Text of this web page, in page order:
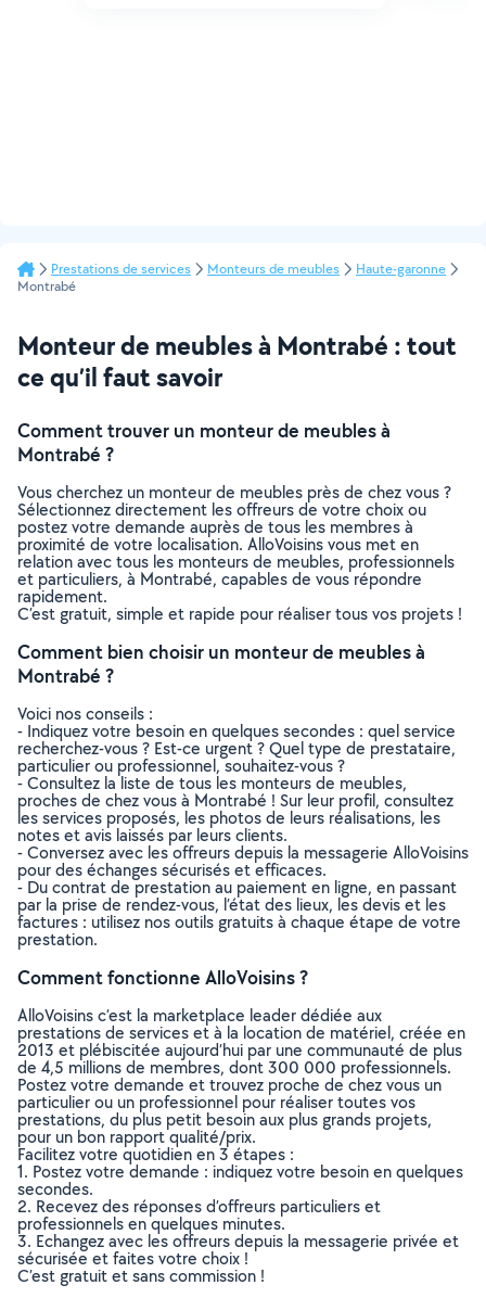
Prestations de services Monteurs de meubles
Haute-garonne
Montrabé
Monteur de meubles à Montrabé : tout
ce qu’il faut savoir
Comment trouver un monteur de meubles à
Montrabé ?
Vous cherchez un monteur de meubles près de chez vous ?
Sélectionnez directement les offreurs de votre choix ou
postez votre demande auprès de tous les membres à
proximité de votre localisation. AlloVoisins vous met en
relation avec tous les monteurs de meubles, professionnels
et particuliers, à Montrabé, capables de vous répondre
rapidement.
C’est gratuit, simple et rapide pour réaliser tous vos projets !
Comment bien choisir un monteur de meubles à
Montrabé ?
Voici nos conseils :
- Indiquez votre besoin en quelques secondes : quel service
recherchez-vous ? Est-ce urgent ? Quel type de prestataire,
particulier ou professionnel, souhaitez-vous ?
- Consultez la liste de tous les monteurs de meubles,
proches de chez vous à Montrabé ! Sur leur profil, consultez
les services proposés, les photos de leurs réalisations, les
notes et avis laissés par leurs clients.
- Conversez avec les offreurs depuis la messagerie AlloVoisins
pour des échanges sécurisés et efficaces.
- Du contrat de prestation au paiement en ligne, en passant
par la prise de rendez-vous, l’état des lieux, les devis et les
factures : utilisez nos outils gratuits à chaque étape de votre
prestation.
Comment fonctionne AlloVoisins ?
AlloVoisins c’est la marketplace leader dédiée aux
prestations de services et à la location de matériel, créée en
2013 et plébiscitée aujourd’hui par une communauté de plus
de 4,5 millions de membres, dont 300 000 professionnels.
Postez votre demande et trouvez proche de chez vous un
particulier ou un professionnel pour réaliser toutes vos
prestations, du plus petit besoin aux plus grands projets,
pour un bon rapport qualité/prix.
Facilitez votre quotidien en 3 étapes :
1. Postez votre demande : indiquez votre besoin en quelques
secondes.
2. Recevez des réponses d’offreurs particuliers et
professionnels en quelques minutes.
3. Echangez avec les offreurs depuis la messagerie privée et
sécurisée et faites votre choix !
C’est gratuit et sans commission !